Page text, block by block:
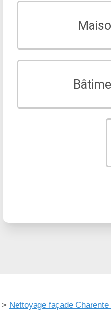
> Nettoyage façade Charente